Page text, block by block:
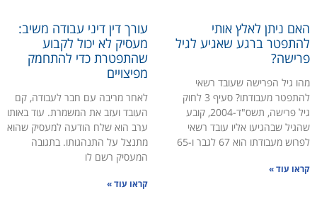
האם ניתן לאלץ אותי
להתפטר ברגע שאגיע לגיל
פרישה?
מהו גיל הפרישה שעובד רשאי
להתפטר מעבודתו? סעיף 3 לחוק
גיל פרישה, תשס"ד-2004, קובע
שהגיל שבהגיעו אליו עובד רשאי
לפרוש מעבודתו הוא 67 לגבר ו-65
קראו עוד »
עורך דין דיני עבודה משיב:
מעסיק לא יכול לקבוע
שהתפטרת כדי להתחמק
מפיצויים
לאחר מריבה עם חבר לעבודה, קם
העובד ועזב את המשמרת. עוד באותו
ערב הוא שלח הודעה למעסיק שהוא
מתנצל על התנהגותו. בתגובה
המעסיק רשם לו
קראו עוד »